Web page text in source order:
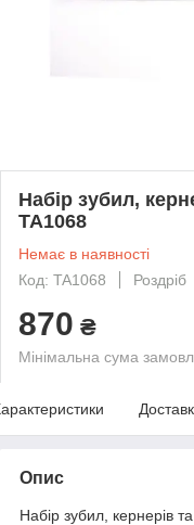
Набір зубил,
TA1068
Немає в наявності
Код: TA1068
Роздріб
870 ₴
Мінімальна сума
Опис
Набір зубил, кернерів